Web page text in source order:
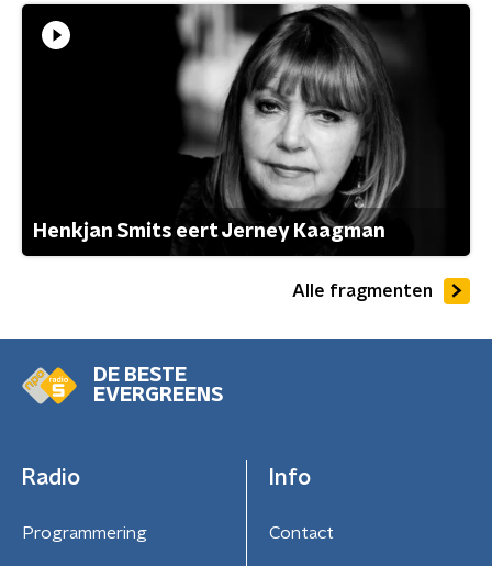
Henkjan Smits eert Jerney Kaagman
Alle fragmenten
DE BESTE
EVERGREENS
Radio
Programmering
Info
Contact